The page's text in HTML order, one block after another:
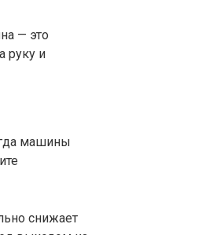
— это
руку и
машины
снижает